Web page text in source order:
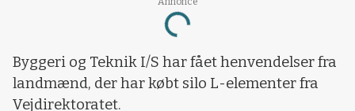
Loading...
Byggeri og Teknik I/S har fået henvendelser fra
landmænd, der har købt silo L-elementer fra
Vejdirektoratet.